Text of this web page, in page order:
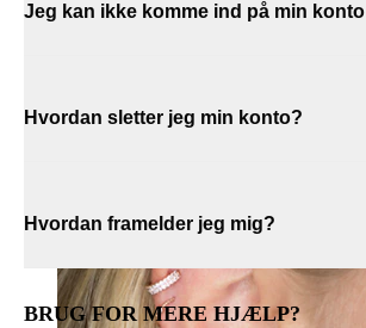
Øreflip
Jeg kan ikke komme ind på min konto
Hvordan sletter jeg min konto?
Hvordan framelder jeg mig?
BRUG FOR MERE HJÆLP?